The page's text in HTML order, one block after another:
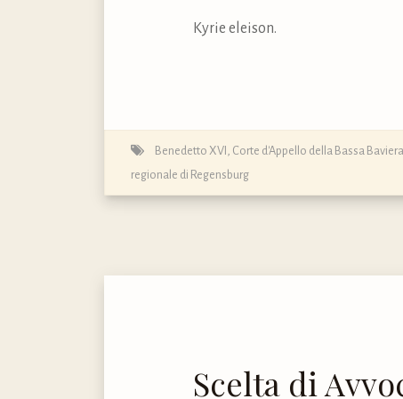
Kyrie eleison.
Benedetto XVI Corte d'Appello della Bassa Baviera
regionale di Regensburg
Scelta di